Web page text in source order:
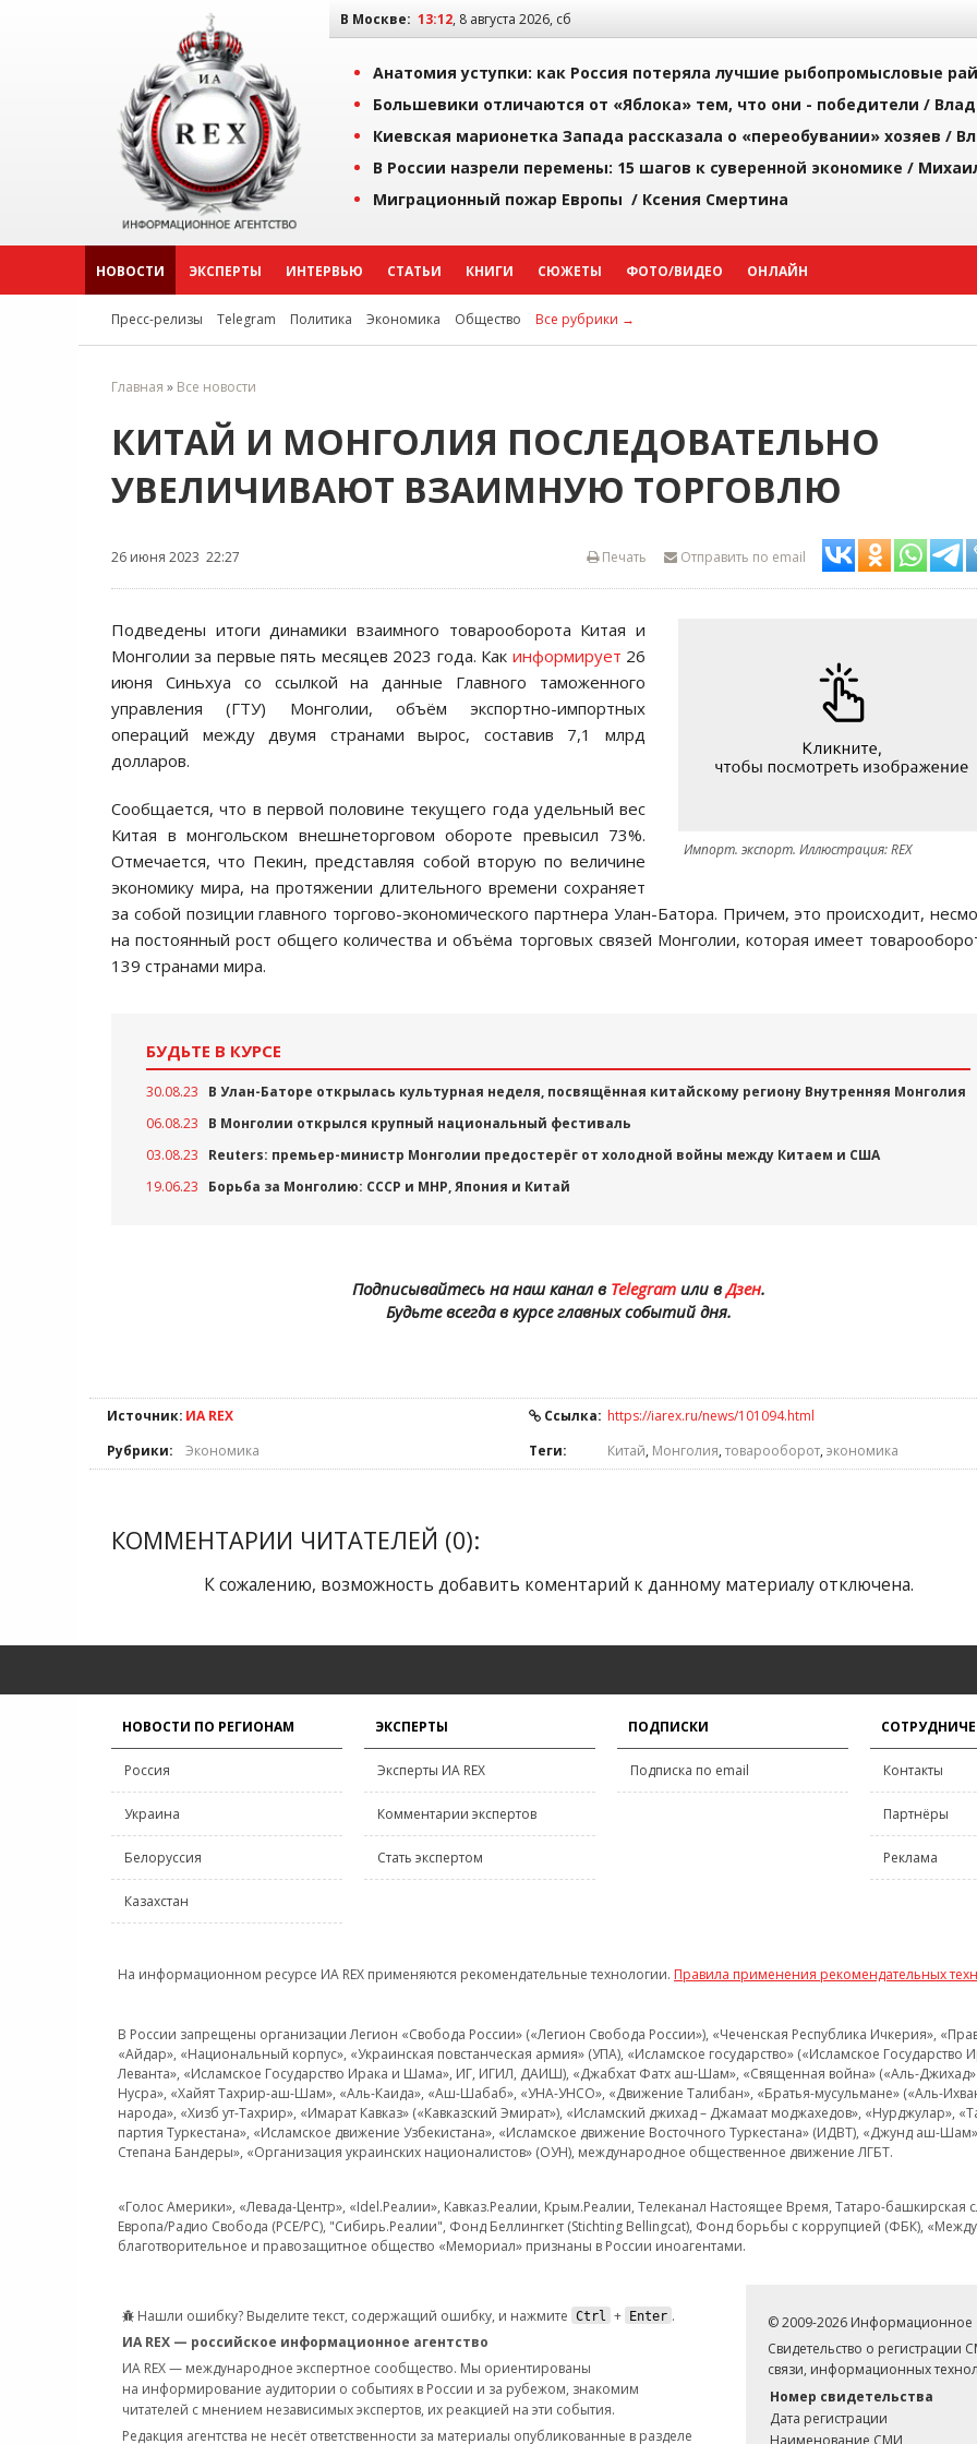
В Москве: 13:12, 8 августа 2026, сб
Анатомия уступки: как Россия потеряла лучшие рыбопромысловые
Большевики отличаются от «Яблока» тем, что они - победители /
Киевская марионетка Запада рассказала о «переобувании» хозяев /
В России назрели перемены: 15 шагов к суверенной экономике /
Миграционный пожар Европы / Ксения Смертина
НОВОСТИ ЭКСПЕРТЫ ИНТЕРВЬЮ СТАТЬИ КНИГИ СЮЖЕТЫ ФОТО/ВИДЕО ОНЛАЙН
Пресс-релизы Telegram Политика Экономика Общество Все рубрики →
Главная » Все новости
КИТАЙ И МОНГОЛИЯ ПОСЛЕДОВАТЕЛЬНО
УВЕЛИЧИВАЮТ ВЗАИМНУЮ ТОРГОВЛЮ
26 июня 2023 22:27 Отправить по email
Печать
Импорт. экспорт. Иллюстрация: REX
Подведены итоги динамики взаимного товарооборота Китая и
Монголии за первые пять месяцев 2023 года. Как информирует 26
июня Синьхуа со ссылкой на данные Главного таможенного
управления (ГТУ) Монголии, объём экспортно-импортных
операций между двумя странами вырос, составив 7,1 млрд
долларов.
Сообщается, что в первой половине текущего года удельный вес
Китая в монгольском внешнеторговом обороте превысил 73%.
Отмечается, что Пекин, представляя собой вторую по величине
экономику мира, на протяжении длительного времени сохраняет
за собой позиции главного торгово-экономического партнера Улан-Батора. Причем, это происходит,
на постоянный рост общего количества и объёма торговых связей Монголии, которая имеет
139 странами мира.
БУДЬТЕ В КУРСЕ
30.08.23
В Улан-Баторе открылась культурная неделя, посвящённая китайскому региону Внутренняя Монголия
06.08.23
В Монголии открылся крупный национальный фестиваль
03.08.23
Reuters: премьер-министр Монголии предостерёг от холодной войны между Китаем и США
19.06.23
Борьба за Монголию: СССР и МНР, Япония и Китай
Подписывайтесь на наш канал в Telegramили вДзен.
Будьте всегда в курсе главных событий дня.
Источник: ИА REX Ссылка: https://iarex.ru/news/101094.html
Рубрики:
Экономика Теги: Китай, Монголия, товарооборот, экономика
КОММЕНТАРИИ ЧИТАТЕЛЕЙ (0):
К сожалению, возможность добавить коментарий к данному материалу отключена.
НОВОСТИ ПО РЕГИОНАМ
Россия
Украина
Белоруссия
Казахстан
ЭКСПЕРТЫ
Эксперты ИА REX
Комментарии экспертов
Стать экспертом
ПОДПИСКИ
Подписка по email Контакты
Партнёры
Реклама
На информационном ресурсе ИА REX применяются рекомендательные технологии. Правила применения рекомендательных
В России запрещены организации Легион «Свобода России» («Легион Свобода России»), «Чеченская Республика Ичкерия»,
«Айдар», «Национальный корпус», «Украинская повстанческая армия» (УПА), «Исламское государство» («Исламское
Леванта», «Исламское Государство Ирака и Шама», ИГ, ИГИЛ, ДАИШ), «Джабхат Фатх аш-Шам», «Священная война» («Аль-Джихад»
Нусра», «Хайят Тахрир-аш-Шам», «Аль-Каида», «Аш-Шабаб», «УНА-УНСО», «Движение Талибан», «Братья-мусульмане» («Аль-
народа», «Хизб ут-Тахрир», «Имарат Кавказ» («Кавказский Эмират»), «Исламский джихад – Джамаат моджахедов», «Нурджулар»,
партия Туркестана», «Исламское движение Узбекистана», «Исламское движение Восточного Туркестана» (ИДВТ), «Джунд аш-
Степана Бандеры», «Организация украинских националистов» (ОУН), международное общественное движение ЛГБТ.
«Голос Америки», «Левада-Центр», «Idel.Реалии», Кавказ.Реалии, Крым.Реалии, Телеканал Настоящее Время, Татаро-
Европа/Радио Свобода (PCE/PC), "Сибирь.Реалии", Фонд Беллингкет (Stichting Bellingcat), Фонд борьбы с коррупцией (ФБК),
благотворительное и правозащитное общество «Мемориал» признаны в России иноагентами.
Нашли ошибку? Выделите текст, содержащий ошибку, и нажмите Ctrl + Enter .
ИА REX — российское информационное агентство
ИА REX — международное экспертное сообщество. Мы ориентированы
на информирование аудитории о событиях в России и за рубежом, знакомим
читателей с мнением независимых экспертов, их реакцией на эти события.
Редакция агентства не несёт ответственности за материалы опубликованные в разделе
© 2009-2026 Информационное
Свидетельство о
связи, информационных
Номер свидетельства
Дата регистрации
Наименование СМИ